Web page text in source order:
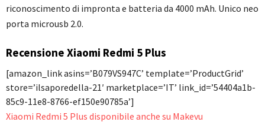
riconoscimento di impronta e batteria da 4000 mAh. Unico neo
porta microusb 2.0.
Recensione Xiaomi Redmi 5 Plus
[amazon_link asins=’B079VS947C’ template=’ProductGrid’
store=’ilsaporedella-21′ marketplace=’IT’ link_id=’54404a1b-
85c9-11e8-8766-ef150e90785a’]
Xiaomi Redmi 5 Plus disponibile anche su Makevu